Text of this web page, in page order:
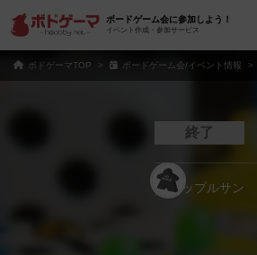
ボードゲーム会に参加しよう！
イベント作成・参加サービス
ボドゲーマTOP ボードゲーム会/イベント情報
終了